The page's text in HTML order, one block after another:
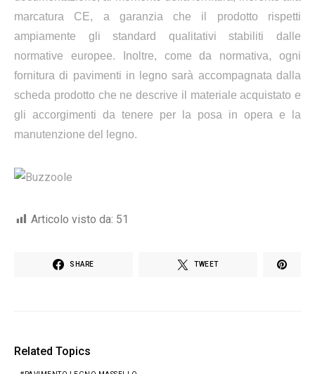
marcatura CE, a garanzia che il prodotto rispetti
ampiamente gli standard qualitativi stabiliti dalle
normative europee. Inoltre, come da normativa, ogni
fornitura di pavimenti in legno sarà accompagnata dalla
scheda prodotto che ne descrive il materiale acquistato e
gli accorgimenti da tenere per la posa in opera e la
manutenzione del legno.
Articolo visto da: 51
SHARE TWEET
Related Topics